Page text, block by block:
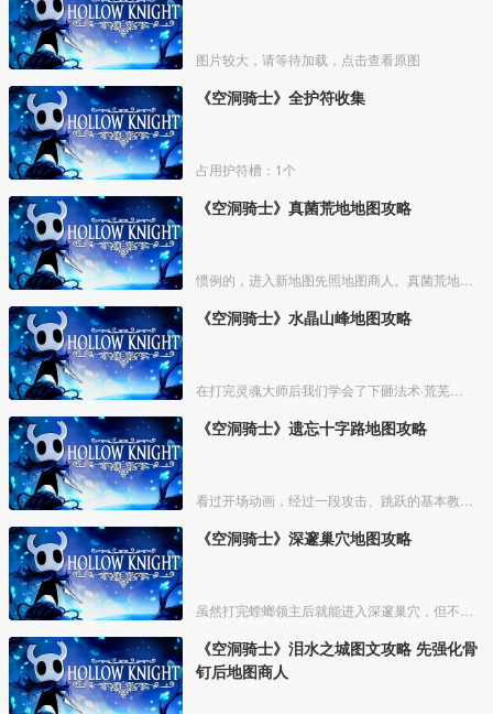
图片较大，请等待加载，点击查看原图
《空洞骑士》全护符收集
占用护符槽：1个
《空洞骑士》真菌荒地地图攻略
惯例的，进入新地图先照地图商人。真菌荒地的地图商人位置如下
《空洞骑士》水晶山峰地图攻略
在打完灵魂大师后我们学会了下砸法术·荒芜俯冲，之后就能去一些之前不能去的地方了，在出发前可以先去买光莹灯笼，如果之前死的比较多可以在泪水之城的椅子附近刷下钱。如果有多余的钱可以去遗
《空洞骑士》遗忘十字路地图攻略
看过开场动画，经过一段攻击、跳跃的基本教学关卡，我们来到衰落的小镇【德特茅斯】，坐上村中的椅子，可存档、回复体力。
《空洞骑士》深邃巢穴地图攻略
虽然打完螳螂领主后就能进入深邃巢穴，但不建议在前期前往，这里不仅地形复杂，怪物也比较强力。等主角能力稍微全一点，拥有超级冲刺、二段跳，骨钉也强化过一两次了，我们再攻略这里，会简单很
《空洞骑士》泪水之城图文攻略 先强化骨
钉后地图商人